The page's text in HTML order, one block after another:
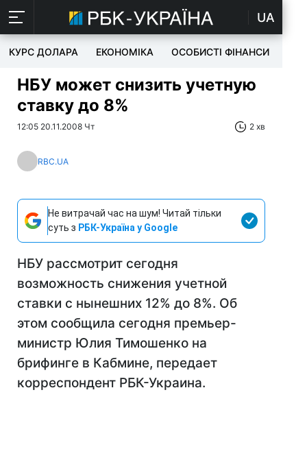
UA
КУРС ДОЛАРА ЕКОНОМІКА ОСОБИСТІ ФІНАНСИ
НБУ может снизить учетную
ставку до 8%
12:05 20.11.2008 Чт 2 хв
RBC.UA
Не витрачай час на шум! Читай тільки
суть з РБК-Україна у Google
НБУ рассмотрит сегодня
возможность снижения учетной
ставки с нынешних 12% до 8%. Об
этом сообщила сегодня премьер-
министр Юлия Тимошенко на
брифинге в Кабмине, передает
корреспондент РБК-Украина.